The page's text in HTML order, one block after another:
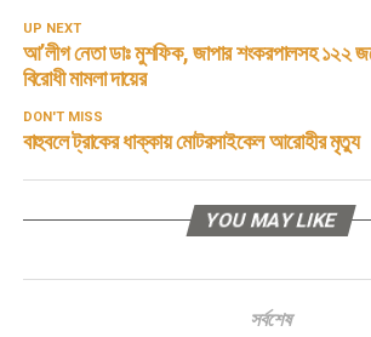
UP NEXT
আ’লীগ নেতা ডাঃ মুশফিক, জাপার শংকরপালসহ ১২২
বিরোধী মামলা দায়ের
DON'T MISS
বাহুবলে ট্রাকের ধাক্কায় মোটরসাইকেল আরোহীর মৃত্যু
YOU MAY LIKE
সর্বশেষ